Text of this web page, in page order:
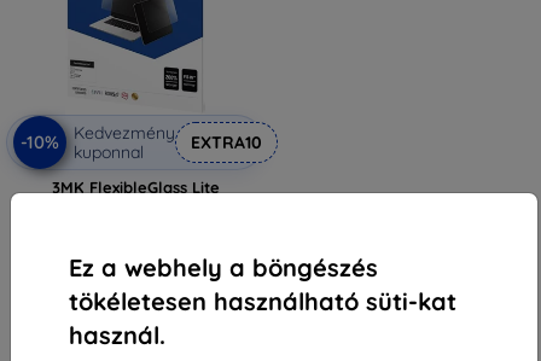
Ez a webhely a böngészés
tökéletesen használható süti-kat
használ.
-10%
Kedvezmény
kuponnal
EXTRA10
3MK FlexibleGlass Lite
1 701 Ft
Utolsó darab raktáron